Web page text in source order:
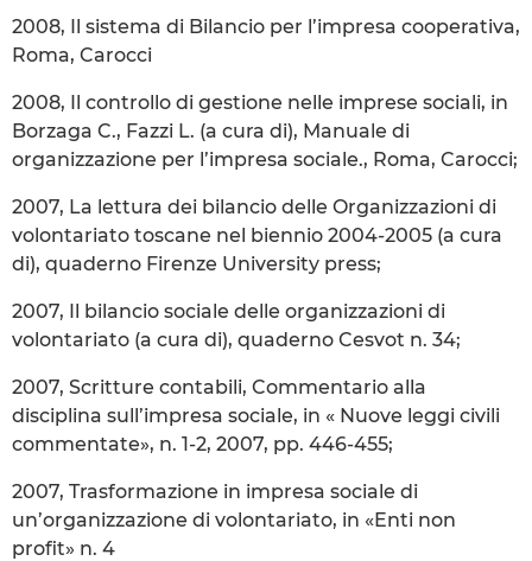
2008, Il sistema di Bilancio per l’impresa cooperativa,
Roma, Carocci
2008, Il controllo di gestione nelle imprese sociali, in
Borzaga C., Fazzi L. (a cura di), Manuale di
organizzazione per l’impresa sociale., Roma, Carocci;
2007, La lettura dei bilancio delle Organizzazioni di
volontariato toscane nel biennio 2004-2005 (a cura
di), quaderno Firenze University press;
2007, Il bilancio sociale delle organizzazioni di
volontariato (a cura di), quaderno Cesvot n. 34;
2007, Scritture contabili, Commentario alla
disciplina sull’impresa sociale, in « Nuove leggi civili
commentate», n. 1-2, 2007, pp. 446-455;
2007, Trasformazione in impresa sociale di
un’organizzazione di volontariato, in «Enti non
profit» n. 4